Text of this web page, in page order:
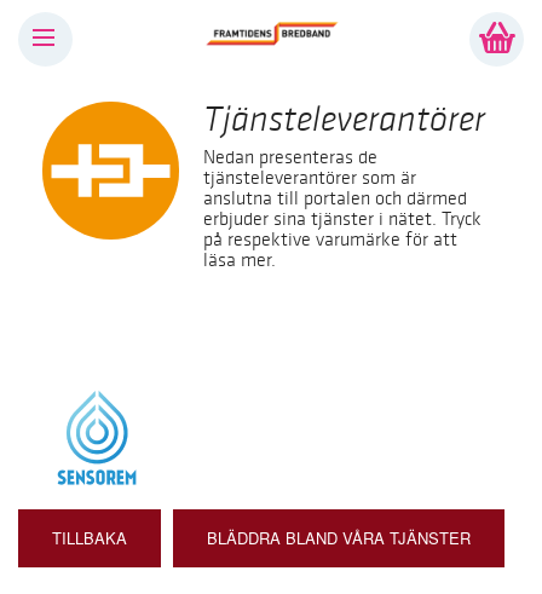
Tjänsteleverantörer
Nedan presenteras de
tjänsteleverantörer som är
anslutna till portalen och därmed
erbjuder sina tjänster i nätet. Tryck
på respektive varumärke för att
läsa mer.
TILLBAKA BLÄDDRA BLAND VÅRA TJÄNSTER